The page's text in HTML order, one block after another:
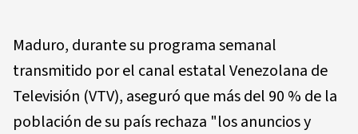
Maduro, durante su programa semanal
transmitido por el canal estatal Venezolana de
Televisión (VTV), aseguró que más del 90 % de la
población de su país rechaza "los anuncios y